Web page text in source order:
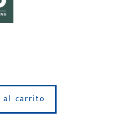
al carrito